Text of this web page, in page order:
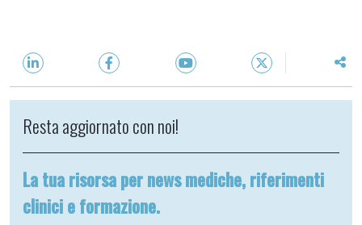
Resta aggiornato con noi!
La tua risorsa per news mediche, riferimenti
clinici e formazione.